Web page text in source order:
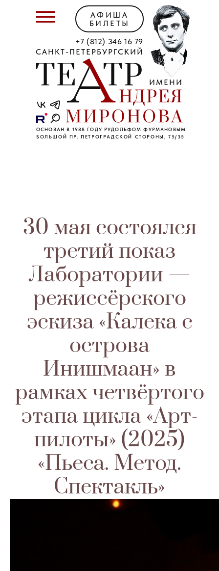
САНКТ-ПЕТЕРБУРГСКИЙ
ИМЕНИ
ОСНОВАН В 1988 ГОДУ РУДОЛЬФОМ ФУРМАНОВЫМ
+7 (812) 346 16 79
БОЛЬШОЙ ПР. ПЕТРОГРАДСКОЙ СТОРОНЫ, 75/35
АФИША
БИЛЕТЫ
30 мая состоялся
третий показ
Лаборатории —
режиссёрского
эскиза «Калека с
острова
Инишмаан» в
рамках четвёртого
этапа цикла «Арт-
пилоты» (2025)
«Пьеса. Метод.
Спектакль»